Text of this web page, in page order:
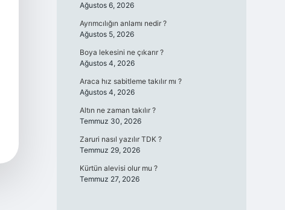
Ağustos 6, 2026
Ayrımcılığın anlamı nedir ?
Ağustos 5, 2026
Boya lekesini ne çıkarır ?
Ağustos 4, 2026
Araca hız sabitleme takılır mı ?
Ağustos 4, 2026
Altın ne zaman takılır ?
Temmuz 30, 2026
Zaruri nasıl yazılır TDK ?
Temmuz 29, 2026
Kürtün alevisi olur mu ?
Temmuz 27, 2026